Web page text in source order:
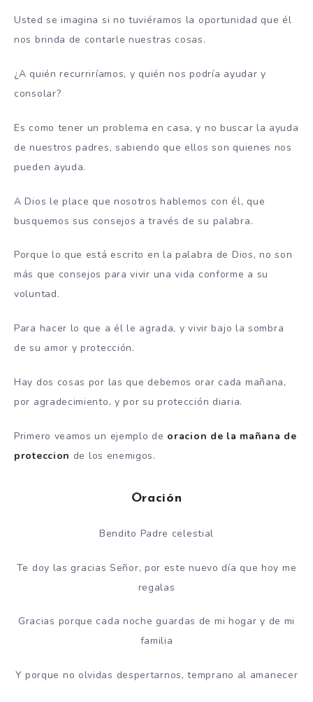
Usted se imagina si no tuviéramos la oportunidad que él
nos brinda de contarle nuestras cosas.
¿A quién recurriríamos, y quién nos podría ayudar y
consolar?
Es como tener un problema en casa, y no buscar la ayuda
de nuestros padres, sabiendo que ellos son quienes nos
pueden ayuda.
A Dios le place que nosotros hablemos con él, que
busquemos sus consejos a través de su palabra.
Porque lo que está escrito en la palabra de Dios, no son
más que consejos para vivir una vida conforme a su
voluntad.
Para hacer lo que a él le agrada, y vivir bajo la sombra
de su amor y protección.
Hay dos cosas por las que debemos orar cada mañana,
por agradecimiento, y por su protección diaria.
Primero veamos un ejemplo de oracion de la mañana de
proteccion de los enemigos.
Oración
Bendito Padre celestial
Te doy las gracias Señor, por este nuevo día que hoy me
regalas
Gracias porque cada noche guardas de mi hogar y de mi
familia
Y porque no olvidas despertarnos, temprano al amanecer